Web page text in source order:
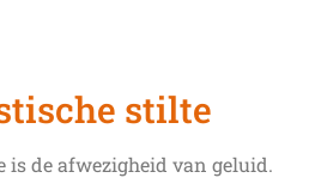
stilte
is de afwezigheid van geluid.